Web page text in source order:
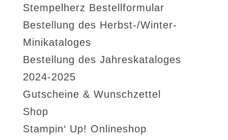
Stempelherz Bestellformular
Bestellung des Herbst-/Winter-
Minikataloges
Bestellung des Jahreskataloges
2024-2025
Gutscheine & Wunschzettel
Shop
Stampin‘ Up! Onlineshop